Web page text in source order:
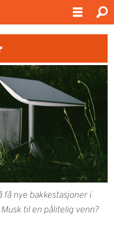
få nye bakkestasjoner i
til en pålitelig venn?